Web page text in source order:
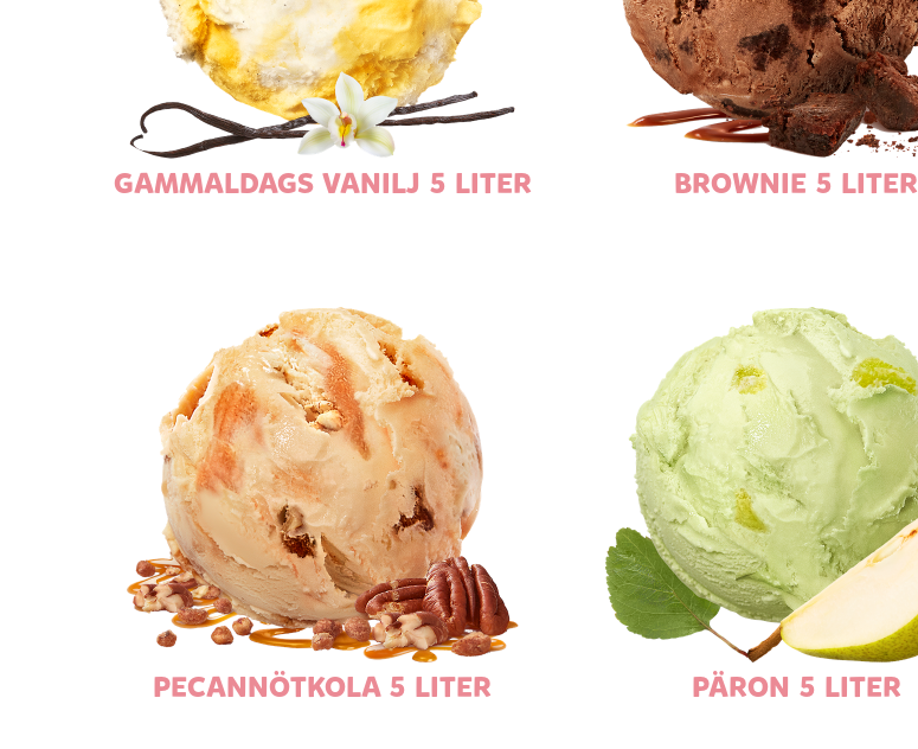
GAMMALDAGS VANILJ 5 LITER BROWNIE 5 LITER
PECANNÖTKOLA 5 LITER PÄRON 5 LITER